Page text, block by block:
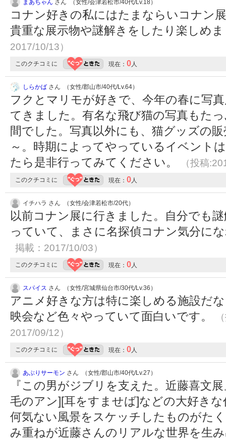
まあちゃん さん （女性/会津若松市/40代/Lv.18）
コナン好きの私にはたまならいコナン
貴重な展示物や謎解きをしたり楽しめ
2017/10/13）
このクチコミに 現在： 0人
しらかば さん （女性/郡山市/40代/Lv.64）
フクとマリモが好きで、今年の春に写
てきました。有名な飛び猫の写真もた
間でした。写真以外にも、猫グッズの
～。時期によってやっているイベント
たら是非行ってみてください。
（投稿
このクチコミに 現在： 0人
イチハラ さん （女性/会津若松市/20代）
以前コナン展に行きました。自分でも
っていて、まさに名探偵コナン気分に
掲載：2017/10/03）
このクチコミに 現在： 0人
スパイス さん （女性/宮城県仙台市/30代/Lv.36）
アニメ好きな方は特に楽しめる施設だ
映会など色々やっていて面白いです。
2017/09/12）
このクチコミに 現在： 0人
あぶりサーモン さん （女性/郡山市/40代/Lv.27）
『この男がジブリを支えた。近藤喜文
毛のアン][耳をすませば]などの大好き
何気ない風景をスケッチしたものがた
み重ねが近藤さんのリアルな世界を生